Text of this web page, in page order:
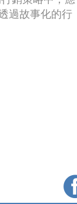
過故事化的行